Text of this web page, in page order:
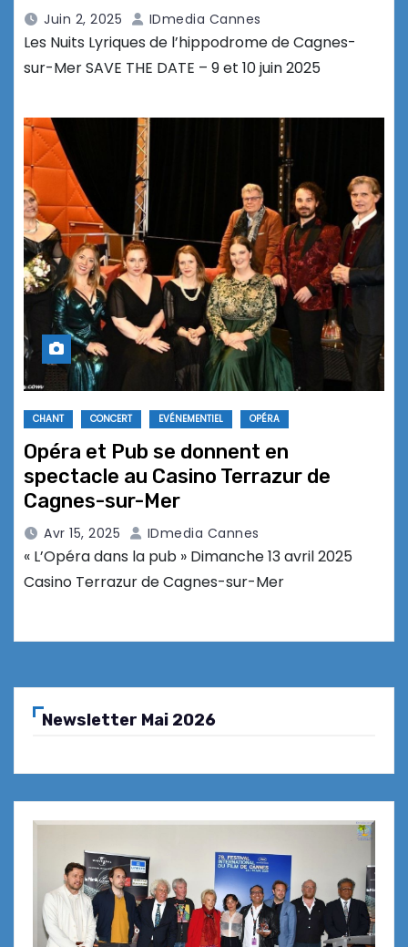
Juin 2, 2025 IDmedia Cannes
Les Nuits Lyriques de l’hippodrome de Cagnes-
sur-Mer SAVE THE DATE – 9 et 10 juin 2025
CHANT CONCERT EVÉNEMENTIEL OPÉRA
Opéra et Pub se donnent en
spectacle au Casino Terrazur de
Cagnes-sur-Mer
Avr 15, 2025 IDmedia Cannes
« L’Opéra dans la pub » Dimanche 13 avril 2025
Casino Terrazur de Cagnes-sur-Mer
Newsletter Mai 2026